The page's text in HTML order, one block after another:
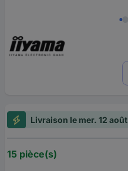
Livraison le mer. 12 août
15 pièce(s)